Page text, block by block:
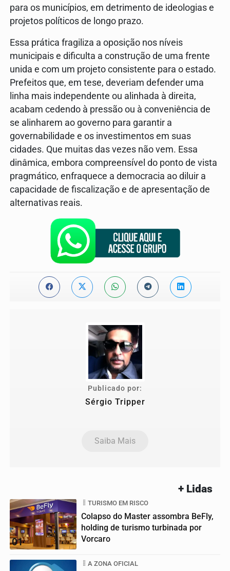
para os municípios, em detrimento de ideologias e
projetos políticos de longo prazo.
Essa prática fragiliza a oposição nos níveis
municipais e dificulta a construção de uma frente
unida e com um projeto consistente para o estado.
Prefeitos que, em tese, deveriam defender uma
linha mais independente ou alinhada à direita,
acabam cedendo à pressão ou à conveniência de
se alinharem ao governo para garantir a
governabilidade e os investimentos em suas
cidades. Que muitas das vezes não vem. Essa
dinâmica, embora compreensível do ponto de vista
pragmático, enfraquece a democracia ao diluir a
capacidade de fiscalização e de apresentação de
alternativas reais.
Publicado por:
Sérgio Tripper
Saiba Mais
+ Lidas
01
TURISMO EM RISCO
Colapso do Master assombra BeFly,
holding de turismo turbinada por
Vorcaro
A ZONA OFICIAL